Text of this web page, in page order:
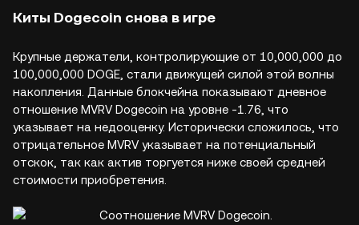
Киты Dogecoin снова в игре
Крупные держатели, контролирующие от 10,000,000 до
100,000,000 DOGE, стали движущей силой этой волны
накопления. Данные блокчейна показывают дневное
отношение MVRV Dogecoin на уровне -1.76, что
указывает на недооценку. Исторически сложилось, что
отрицательное MVRV указывает на потенциальный
отскок, так как актив торгуется ниже своей средней
стоимости приобретения.